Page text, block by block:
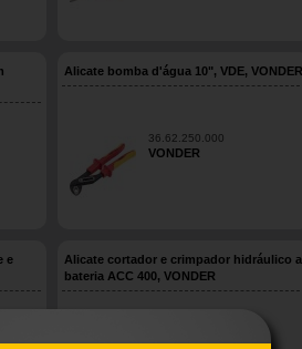
Alicate bomba d'água 10", VDE, VONDER
36.62.250.000
VONDER
e
Alicate cortador e crimpador hidráulico a
bateria ACC 400, VONDER
VONDER